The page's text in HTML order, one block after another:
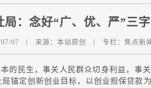
局：念好“广、优、严”三
07 来源： 本站原创 专栏： 焦点新
民生，事关人民群众切身利益，事
局锚定创新创业目标，以创业担保贷款